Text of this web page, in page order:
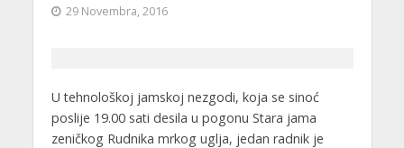
29 Novembra, 2016
U tehnološkoj jamskoj nezgodi, koja se sinoć
poslije 19.00 sati desila u pogonu Stara jama
zeničkog Rudnika mrkog uglja, jedan radnik je